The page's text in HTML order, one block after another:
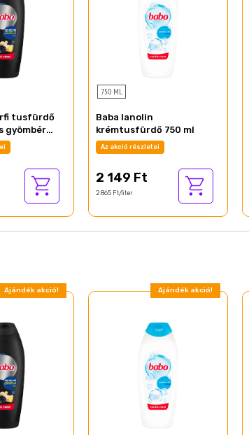
tusfürdő
gyömbér
750 ML
Baba lanolin
krémtusfürdő 750 ml
Az akció részletei
2 149 Ft
2 865 Ft/liter
Ajándék akció! Ajándék akció!